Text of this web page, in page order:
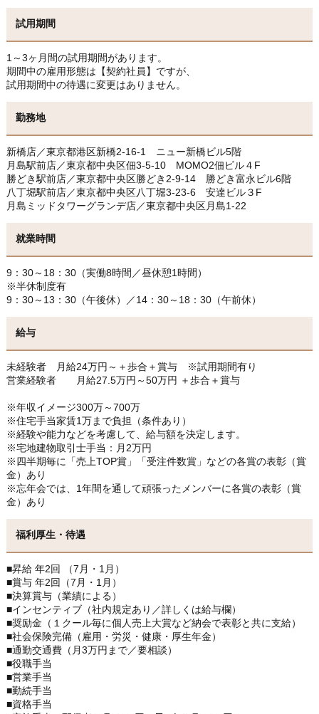
試用期間
1～3ヶ月間の試用期間があります。
期間中の雇用形態は【契約社員】ですが、
試用期間中の待遇に変更はありません。
勤務地
新橋店／東京都港区新橋2‐16‐1 ニュー新橋ビル5階
月島駅前店／東京都中央区佃3-5-10 MOMO2佃ビル４F
勝どき駅前店／東京都中央区勝どき2-9-14 勝どき富永ビル6階
八丁堀駅前店／東京都中央区八丁堀3-23-6 安達ビル３F
月島ミッドタワーグランデ店／東京都中央区月島1-22
就業時間
9：30～18：30（実働8時間／昼休憩1時間）
※半休制度有
9：30～13：30（午後休）／14：30～18：30（午前休）
給与
未経験者 月給24万円～＋歩合＋賞与 ※試用期間有り
営業経験者 月給27.5万円～50万円 ＋歩合＋賞与
※年収イメージ300万～700万
※住宅手当家賃1万まで負担（条件あり）
※経験や能力などを考慮して、給与額を決定します。
※宅地建物取引士手当：月2万円
※四半期毎に「売上TOP賞」「受注件数賞」などの各賞の表彰（賞
金）あり
※忘年会では、1年間を通して頑張ったメンバーに各賞の表彰（賞
金）あり
福利厚生・待遇
■昇給 年2回 （7月・1月）
■賞与 年2回（7月・1月）
■決算賞与（業績による）
■インセンティブ（社内規定あり／詳しくは給与欄）
■奨励金（１クール毎に個人売上大賞など納会で表彰と共に支給）
■社会保険完備（雇用・労災・健康・厚生年金）
■通勤交通費（月3万円まで／要相談）
■役職手当
■営業手当
■勤続手当
■資格手当